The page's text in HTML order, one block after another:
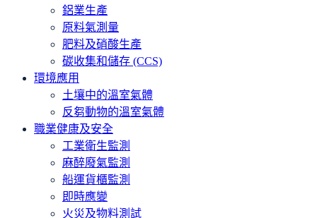
鋁業生產
原料氣測量
肥料及硝酸生產
碳收集和儲存 (CCS)
環境應用
土壤中的溫室氣體
反芻動物的溫室氣體
職業健康及安全
工業衛生監測
麻醉廢氣監測
船運貨櫃監測
即時應變
火災及物料測試